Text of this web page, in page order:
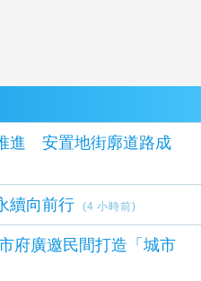
進 安置地街廓道路成
續向前行 (4 小時前)